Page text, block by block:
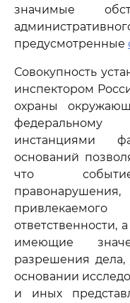
значимые
предусмотренные
Совокупность
инспектором
охраны
инстанциями
оснований
что событие
ответственности,
имеющие
разрешения дела,
основании
и иных